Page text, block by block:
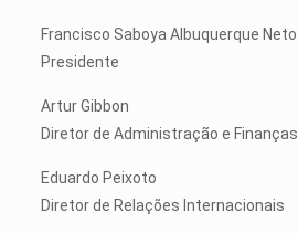
Francisco Saboya Albuquerque Neto
Presidente
Artur Gibbon
Diretor de Administração e Finanças
Eduardo Peixoto
Diretor de Relações Internacionais